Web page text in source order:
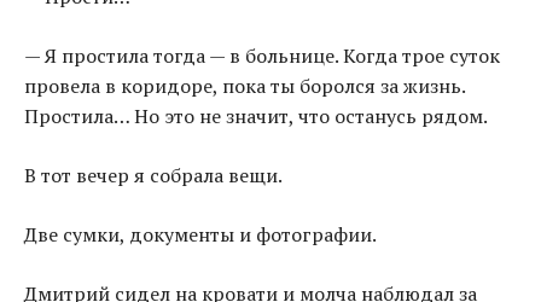
— Я простила тогда — в больнице. Когда трое суток
провела в коридоре, пока ты боролся за жизнь.
Простила… Но это не значит, что останусь рядом.
В тот вечер я собрала вещи.
Две сумки, документы и фотографии.
Дмитрий сидел на кровати и молча наблюдал за